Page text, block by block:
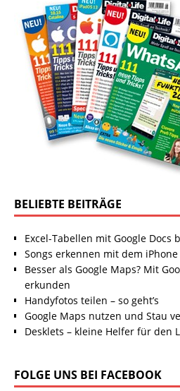
BELIEBTE BEITRÄGE
Excel-Tabellen mit Google Docs
Songs erkennen mit dem iPhone
Besser als Google Maps? Mit
erkunden
Handyfotos teilen – so geht’s
Google Maps nutzen und Stau
Desklets – kleine Helfer für den
FOLGE UNS BEI FACEBOOK